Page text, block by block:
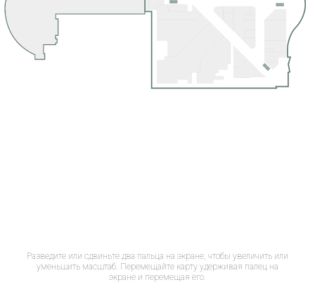
Разведите или сдвиньте два пальца на экране, чтобы увеличить или
уменьшить масштаб. Перемещайте карту удерживая палец на
экране и перемещая его.